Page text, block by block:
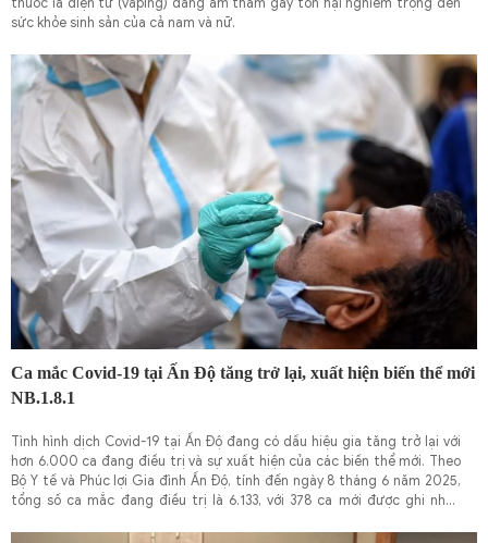
sức khỏe sinh sản của cả nam và nữ.
Ca mắc Covid-19 tại Ấn Độ tăng trở lại, xuất hiện biến thể mới
NB.1.8.1
Tình hình dịch Covid-19 tại Ấn Độ đang có dấu hiệu gia tăng trở lại với
hơn 6.000 ca đang điều trị và sự xuất hiện của các biến thể mới. Theo
Bộ Y tế và Phúc lợi Gia đình Ấn Độ, tính đến ngày 8 tháng 6 năm 2025,
tổng số ca mắc đang điều trị là 6.133, với 378 ca mới được ghi nhận